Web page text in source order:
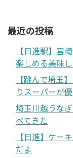
最近の投稿
【日進駅】宮
楽しめる美味し
【跳んで埼玉
りスーパーが
埼玉川越うな
べてきた
【日進】ケー
だよ